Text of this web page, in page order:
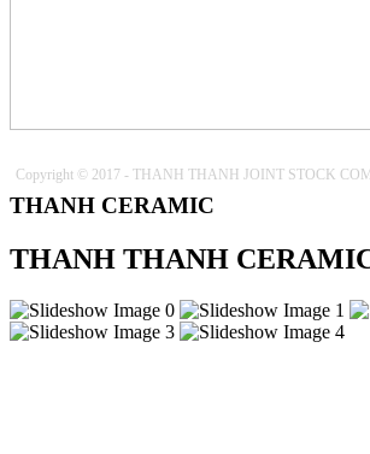
Copyright © 2017 - THANH THANH JOINT STOCK
THANH CERAMIC
THANH THANH